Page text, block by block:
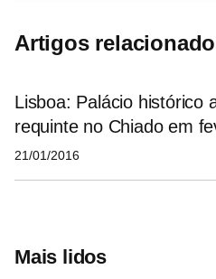
Artigos
Lisboa: Palácio histórico
requinte no Chiado em
21/01/2016
Mais lidos